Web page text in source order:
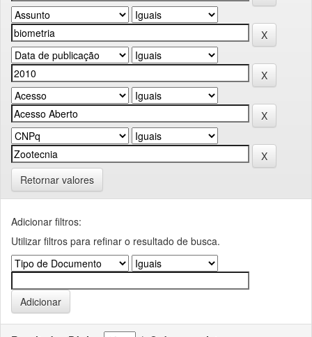
Retornar valores
Adicionar filtros:
Utilizar filtros para refinar o resultado de busca.